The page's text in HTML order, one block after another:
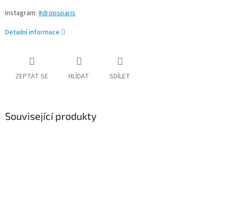
Instagram: #dropsparis
Detailní informace
ZEPTAT SE HLÍDAT SDÍLET
Související produkty